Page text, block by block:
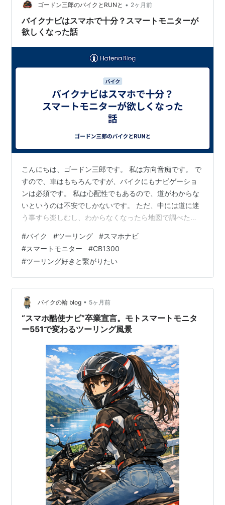
ゴードン三郎のバイクとRUNと • 2ヶ月前
バイクナビはスマホで十分？スマートモニターが
欲しくなった話
こんにちは、ゴードン三郎です。 私は方向音痴です。 で
すので、車はもちろんですが、バイクにもナビゲーショ
ンは必須です。 私は心配性でもあるので、道がわからな
いというのは不安でしかないです。 ただ、中には道に迷
う事すら楽しむし、わからなくなったら地図で調べた
人もいると思います。 まあ、スマホが普及する前のバイ
ク旅は皆そんな感じでしたけれども。 私はスマホのナビ
でバイクを楽しんでいます。 はじめての道や遠くの目的
地でも連れて行ってくれるナビはすごいなーといつも感
心します。 ナビのおかげでバイクで今では静岡や長野方
面へのツーリングも気軽に行けるように…
#バイク #ツーリング #スマホナビ
#スマートモニター #CB1300
#ツーリング好きと繋がりたい
バイクの輪 blog • 5ヶ月前
“スマホ酷使ナビ”卒業宣言。モトスマートモニタ
ー551で変わるツーリング風景